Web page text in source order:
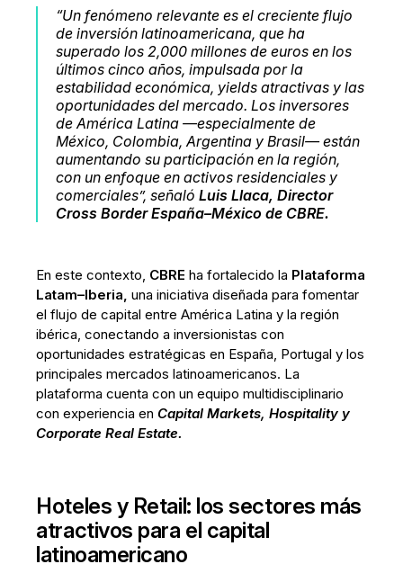
“Un fenómeno relevante es el creciente flujo
de inversión latinoamericana, que ha
superado los 2,000 millones de euros en los
últimos cinco años, impulsada por la
estabilidad económica, yields atractivas y las
oportunidades del mercado. Los inversores
de América Latina —especialmente de
México, Colombia, Argentina y Brasil— están
aumentando su participación en la región,
con un enfoque en activos residenciales y
comerciales”, señalóLuis Llaca, Director
Cross Border España–México de CBRE.
En este contexto, CBRE ha fortalecido la Plataforma
Latam–Iberia, una iniciativa diseñada para fomentar
el flujo de capital entre América Latina y la región
ibérica, conectando a inversionistas con
oportunidades estratégicas en España, Portugal y los
principales mercados latinoamericanos. La
plataforma cuenta con un equipo multidisciplinario
con experiencia enCapital Markets, Hospitality y
Corporate Real Estate.
Hoteles y Retail: los sectores más
atractivos para el capital
latinoamericano